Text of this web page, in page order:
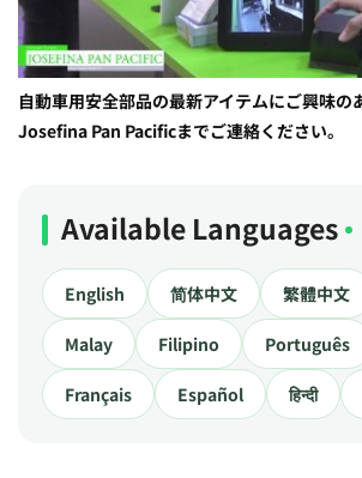
自動車用安全部品の最新アイテムにご興味の
Josefina Pan Pacificまでご連絡ください。
Available Languages
English 简体中文 繁體中文
Malay Filipino Português
Français Español हिन्दी